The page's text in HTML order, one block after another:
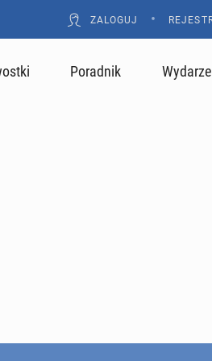
ZALOGUJ •
Poradnik